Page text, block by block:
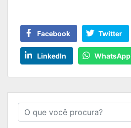
Facebook Twitter
LinkedIn WhatsApp